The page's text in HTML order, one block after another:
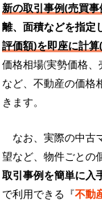
新の取引事例(売買事
離、面積などを指定
評価額)を即座に計
価格相場(実勢価格
など、不動産の価格
きます。
なお、実際の中古
望など、物件ごとの
取引事例を簡単に入
で利用できる『不動